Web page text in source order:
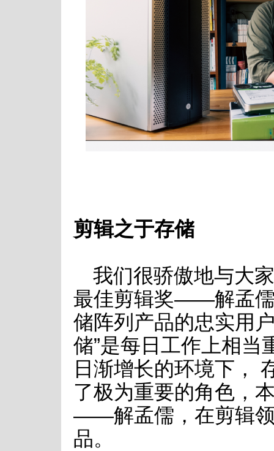
剪辑之于存储
我们很骄傲地与大
最佳剪辑奖——解孟儒
储阵列产品的忠实用
储”是每日工作上相当
日渐增长的环境下，
了极为重要的角色，
——解孟儒，在剪辑领
品。